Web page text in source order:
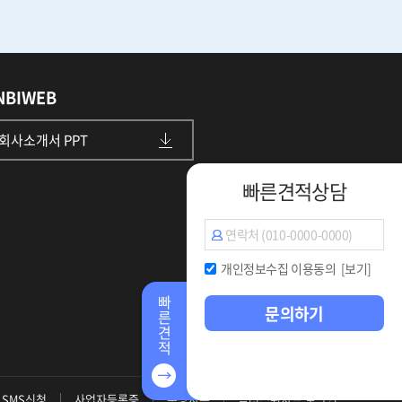
빠
른
견
적
빠른견적상담
개인정보수집 이용동의 [보기]
문의하기
회사소개서 PPT